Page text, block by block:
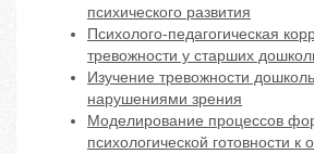
психического развития
Психолого-педагогическая
тревожности у старших
Изучение тревожности
нарушениями зрения
Моделирование процессов
психологической готовности